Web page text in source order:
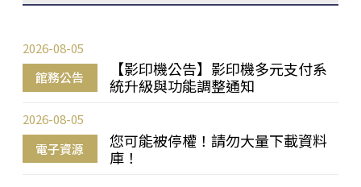
館務公告
【影印機公告】影印機多元支付系
統升級與功能調整通知
2026-08-05
電子資源
您可能被停權！請勿大量下載資料
庫！
2026-08-05